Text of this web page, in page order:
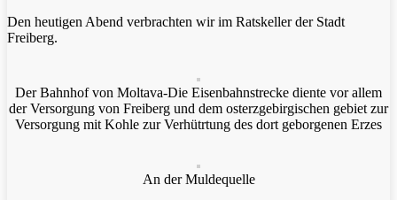
Den heutigen Abend verbrachten wir im Ratskeller der Stadt
Freiberg.
Der Bahnhof von Moltava-Die Eisenbahnstrecke diente vor allem
der Versorgung von Freiberg und dem osterzgebirgischen gebiet zur
Versorgung mit Kohle zur Verhütrtung des dort geborgenen Erzes
An der Muldequelle